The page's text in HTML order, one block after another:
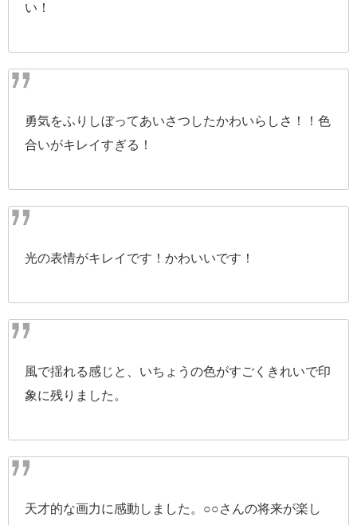
い！
勇気をふりしぼってあいさつしたかわいらしさ！！色
合いがキレイすぎる！
光の表情がキレイです！かわいいです！
風で揺れる感じと、いちょうの色がすごくきれいで印
象に残りました。
天才的な画力に感動しました。○○さんの将来が楽し